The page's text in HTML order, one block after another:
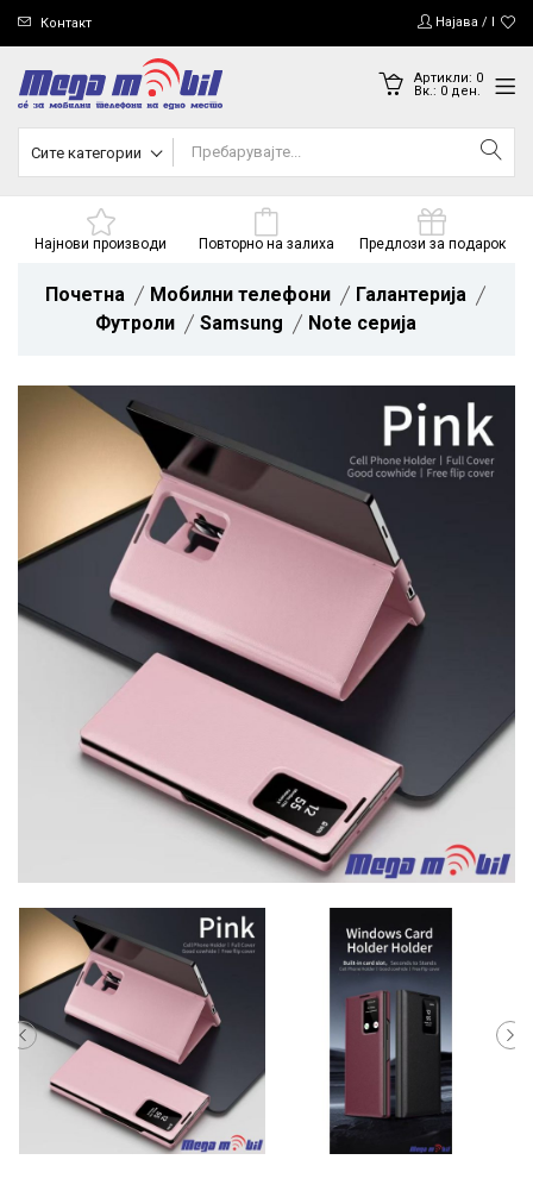
Контакт Најава /
Артикли: 0
Вк.: 0ден.
Сите категории
Најнови производи Повторно на залиха Предлози за подарок
Почетна Мобилни телефони
Галантерија
Футроли
Samsung Note серија